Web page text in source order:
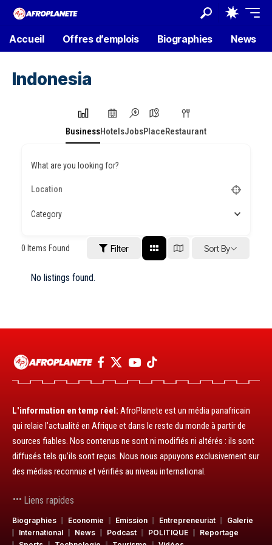
Accueil Offres d’emplois Biographies News
Indonesia
BusinessHotelsJobsPlaceRestaurant
What are you looking for?
Category
0 Items Found Filter Sort By
No listings found.
L'information en temp réel: AfroPlanete est un média panafricain
qui relaie l’actualité en Afrique et dans le reste du monde à partir de
sources fiables. Nos contenus ne sont ni modifiés ni altérés : ils sont
diffusés tels qu’ils sont reçus. Nous nous appuyons exclusivement sur
des médias reconnus et vérifiés au niveau international.
Liens rapides
Biographies Economie Emission Entrepreneuriat
Galerie
International
News Podcast POLITIQUE
Reportage